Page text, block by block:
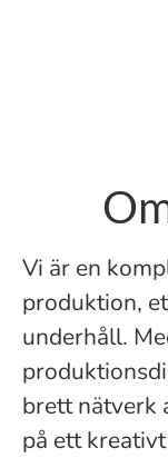
Vi är en
produktion,
underhåll.
brett nätverk
på ett